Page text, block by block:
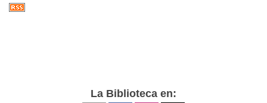
La Biblioteca en: